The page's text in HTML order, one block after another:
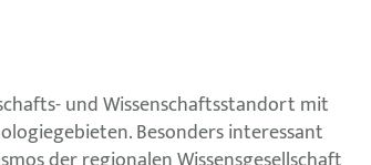
und Wissenschaftsstandort mit
Besonders interessant